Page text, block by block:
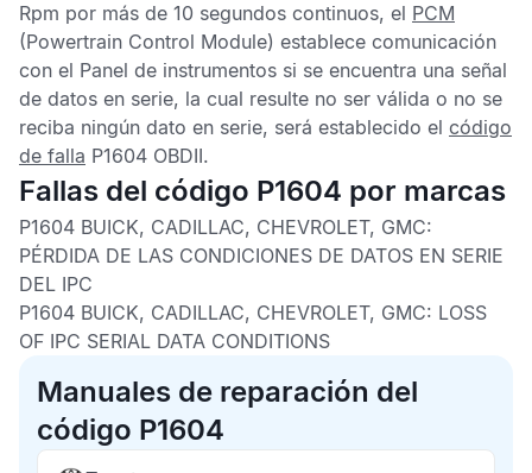
Rpm por más de 10 segundos continuos, el PCM
(Powertrain Control Module) establece comunicación
con el Panel de instrumentos si se encuentra una señal
de datos en serie, la cual resulte no ser válida o no se
reciba ningún dato en serie, será establecido el código
de falla P1604 OBDII.
Fallas del código P1604 por marcas
P1604 BUICK, CADILLAC, CHEVROLET, GMC:
PÉRDIDA DE LAS CONDICIONES DE DATOS EN SERIE
DEL IPC
P1604 BUICK, CADILLAC, CHEVROLET, GMC: LOSS
OF IPC SERIAL DATA CONDITIONS
Manuales de reparación del
código P1604